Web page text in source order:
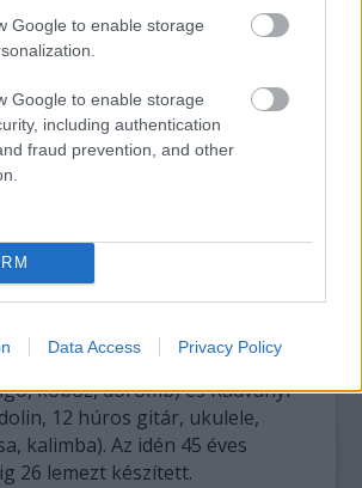
Google to enable storage
Google to enable storage
including authentication
fraud prevention, and other
Data Access Privacy Policy
idei programjából
kiemelte, hogy Óbudán indul
Helikon-sorozat, a Marczibányi
a családias hangulatú Kaláka
szériát, természetesen idén
Kaláka fesztivál Egerben, és
Kaláka felállása 1996-tól
Dániel (furulyák, citera,
tárogató), Becze Gábor
Gryllus Vilmos (cselló,
koboz, doromb) és Radványi
12 húros gitár, ukulele,
kalimba). Az idén 45 éves
26 lemezt készített.